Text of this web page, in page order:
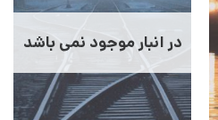
در انبار موجود نمی باشد